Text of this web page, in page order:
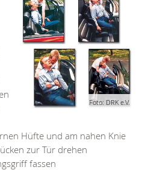
Foto: DRK e.V.
Hüfte und am nahen Knie
zur Tür drehen
fassen